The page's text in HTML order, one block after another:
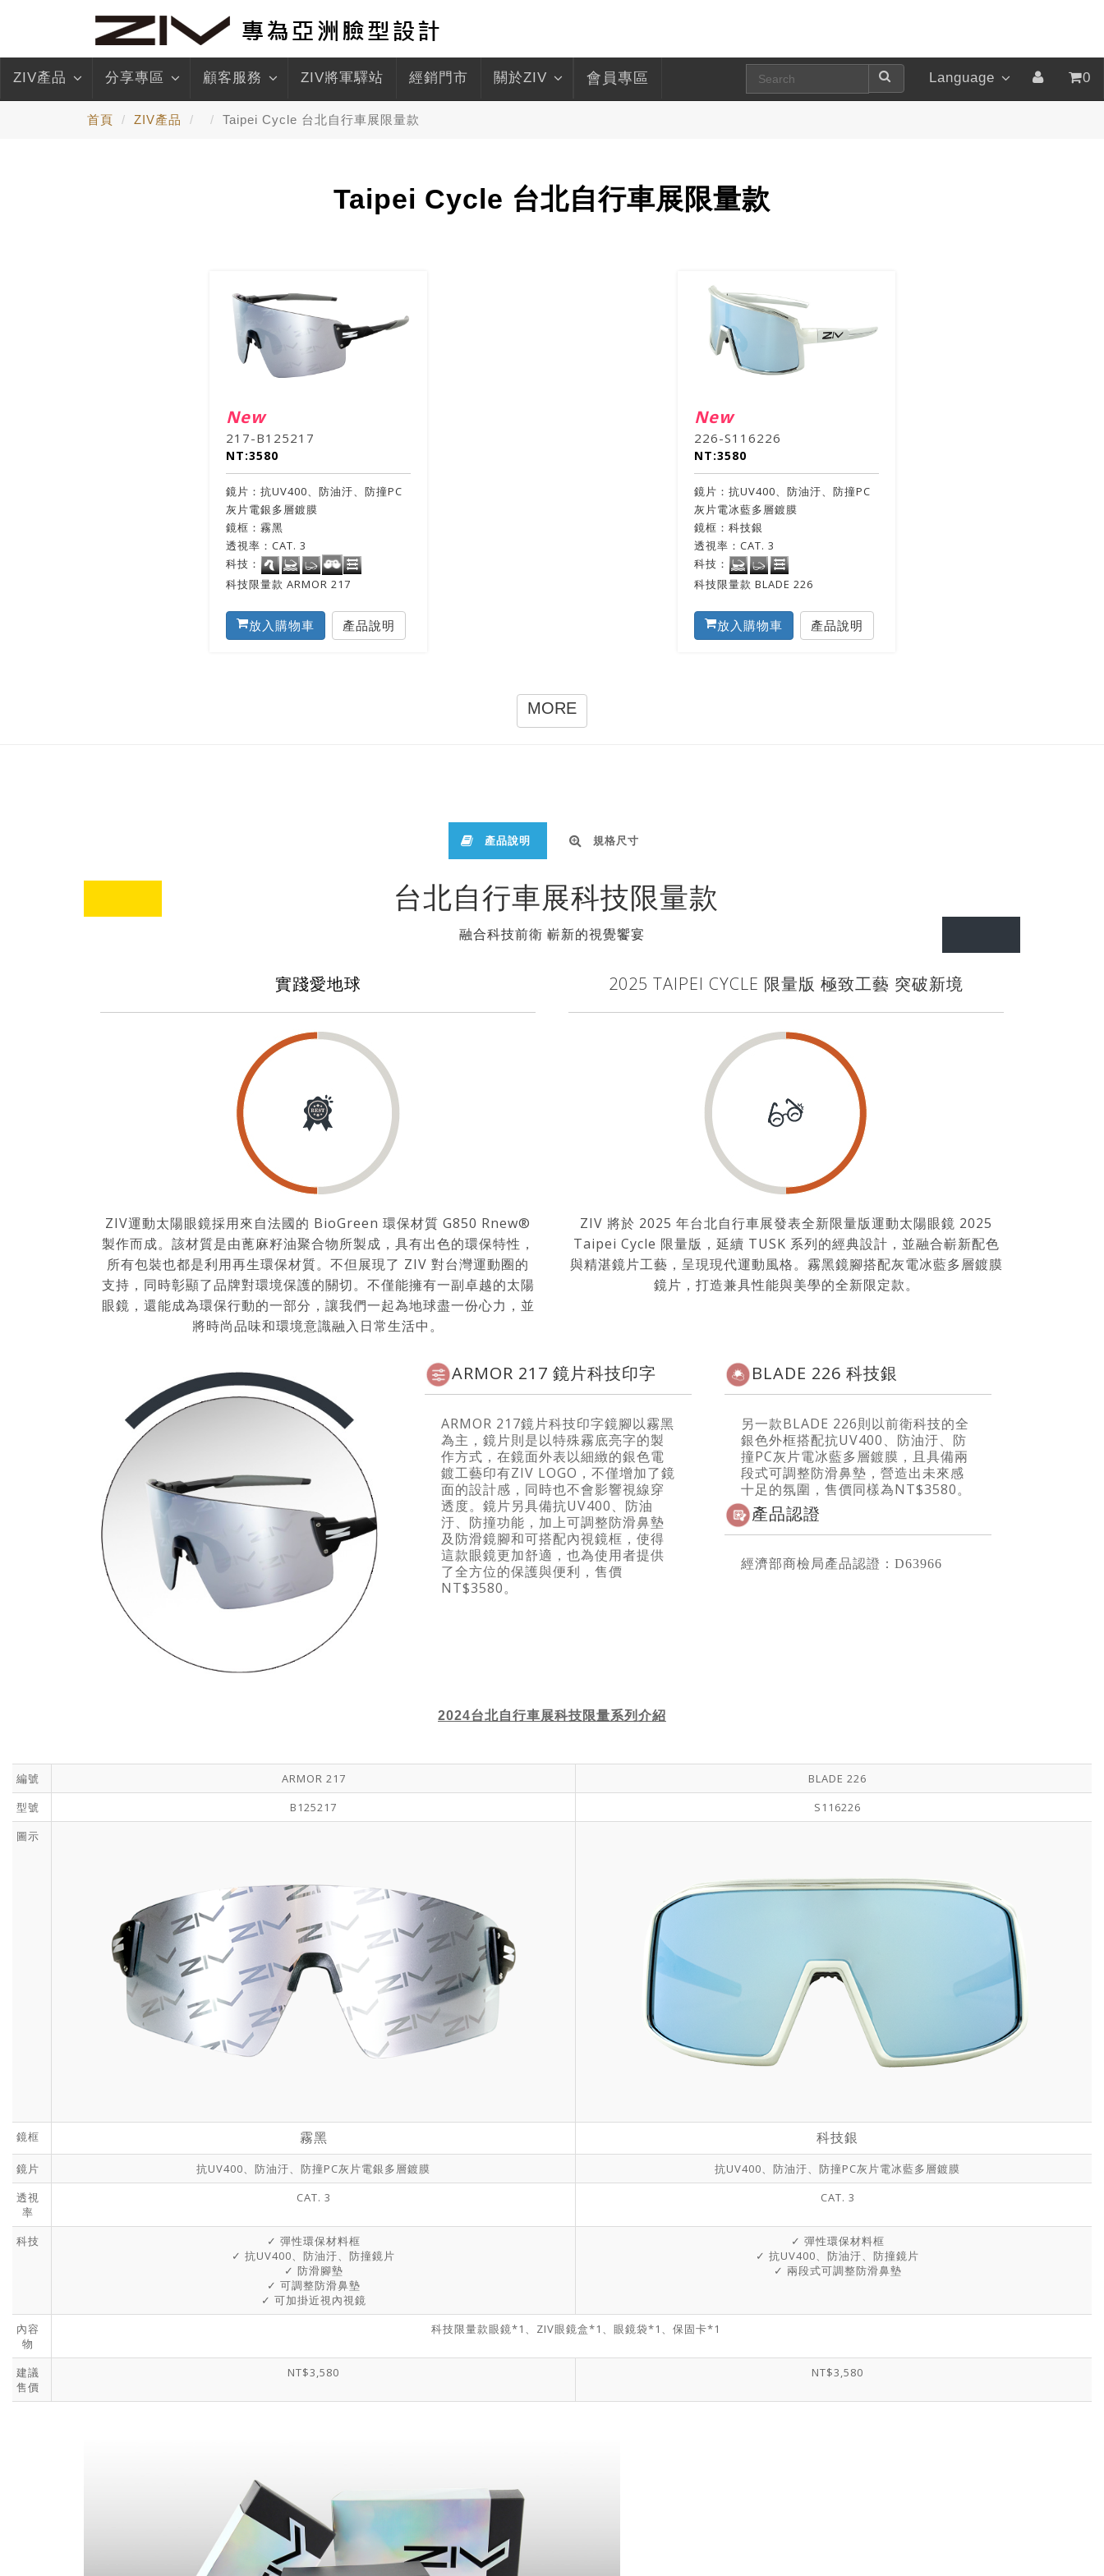
ZIV產品 分享專區 顧客服務 ZIV將軍驛站 經銷門市 關於ZIV 會員專區 Language 0
首頁 ZIV產品 Taipei Cycle 台北自行車展限量款
Taipei Cycle 台北自行車展限量款
New
217-B125217
NT:3580
鏡片：抗UV400、防油汙、防撞PC
灰片電銀多層鍍膜
鏡框：霧黑
透視率：CAT. 3
科技：
科技限量款 ARMOR 217
放入購物車 產品說明
New
226-S116226
NT:3580
鏡片：抗UV400、防油汙、防撞PC
灰片電冰藍多層鍍膜
鏡框：科技銀
透視率：CAT. 3
科技：
科技限量款 BLADE 226
放入購物車 產品說明
MORE
產品說明 規格尺寸
台北自行車展科技限量款
融合科技前衛 嶄新的視覺饗宴
實踐愛地球
ZIV運動太陽眼鏡採用來自法國的 BioGreen 環保材質 G850 Rnew®
製作而成。該材質是由蓖麻籽油聚合物所製成，具有出色的環保特性，
所有包裝也都是利用再生環保材質。不但展現了 ZIV 對台灣運動圈的
支持，同時彰顯了品牌對環境保護的關切。不僅能擁有一副卓越的太陽
眼鏡，還能成為環保行動的一部分，讓我們一起為地球盡一份心力，並
將時尚品味和環境意識融入日常生活中。
2025 TAIPEI CYCLE 限量版 極致工藝 突破新境
ZIV 將於 2025 年台北自行車展發表全新限量版運動太陽眼鏡 2025
Taipei Cycle 限量版，延續 TUSK 系列的經典設計，並融合嶄新配色
與精湛鏡片工藝，呈現現代運動風格。霧黑鏡腳搭配灰電冰藍多層鍍膜
鏡片，打造兼具性能與美學的全新限定款。
ARMOR 217 鏡片科技印字
ARMOR 217鏡片科技印字鏡腳以霧黑
為主，鏡片則是以特殊霧底亮字的製
作方式，在鏡面外表以細緻的銀色電
鍍工藝印有ZIV LOGO，不僅增加了鏡
面的設計感，同時也不會影響視線穿
透度。鏡片另具備抗UV400、防油
汙、防撞功能，加上可調整防滑鼻墊
及防滑鏡腳和可搭配內視鏡框，使得
這款眼鏡更加舒適，也為使用者提供
了全方位的保護與便利，售價
NT$3580。
BLADE 226 科技銀
另一款BLADE 226則以前衛科技的全
銀色外框搭配抗UV400、防油汙、防
撞PC灰片電冰藍多層鍍膜，且具備兩
段式可調整防滑鼻墊，營造出未來感
十足的氛圍，售價同樣為NT$3580。
產品認證
經濟部商檢局產品認證：D63966
2024台北自行車展科技限量系列介紹
編號 ARMOR 217
BLADE 226
型號
B125217
S116226
圖示
鏡框 霧黑 科技銀
鏡片 抗UV400、防油汙、防撞PC灰片電銀多層鍍膜
抗UV400、防油汙、防撞PC灰片電冰藍多層鍍膜
透視
率
CAT. 3 CAT. 3
科技
✓ 彈性環保材料框
✓ 抗UV400、防油汙、防撞鏡片
✓ 防滑腳墊
✓ 可調整防滑鼻墊
✓ 可加掛近視內視鏡
✓ 彈性環保材料框
✓ 抗UV400、防油汙、防撞鏡片
✓ 兩段式可調整防滑鼻墊
內容
物
科技限量款眼鏡*1、ZIV眼鏡盒*1、眼鏡袋*1、保固卡*1
建議
售價
NT$3,580 NT$3,580